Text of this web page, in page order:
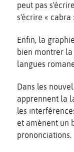
peut pas
s'écrire « cabra
Enfin, la
bien montrer la
langues
Dans les
apprennent la
les
et amènent un
prononciations.